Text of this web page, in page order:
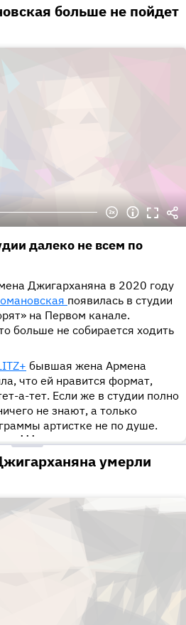
больше не пойдет
далеко не всем по
Джигарханяна в 2020 году
появилась в студии
на Первом канале.
больше не собирается ходить
бывшая жена Армена
что ей нравится формат,
а-тет. Если же в студии полно
не знают, а только
артистке не по душе.
•••
умерли